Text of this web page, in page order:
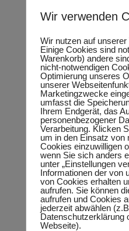
Erste Handwerksmeister aus
Interesse signalisiert. So
„Ich begrüße das Vorhaben
Erstellung und Unterstützung
mitzuwirken“.
„Es ist mein persönliches
stärken und Fachkräfte für
Keindorf über seine
„Von einer Zusammenarbeit
Die Jugendlichen werden auf
Betriebe lernen in einer
Schwächen ihres
zuversichtlich, dass auch
Netzwerk Süd mitmachen
vierzehntägigen
ebenfalls Teil des
Handwerksbetriebe können
Thomas Keindorf unter der
oder per email an info @
informieren.
Wir verwenden
Wir nutzen auf
Einige Cookies sind
Warenkorb) andere
nicht-notwendigen
Optimierung unseres
unserer
Marketingzwecke
umfasst die
Ihrem Endgerät, das
personenbezogener
Verarbeitung. Klicken
um in den Einsatz von
Cookies einzuwilligen
wenn Sie sich anders
unter „Einstellungen
Informationen der von
von Cookies erhalten
aufrufen. Sie können
aufrufen und Cookies
jederzeit abwählen
Datenschutzerklärung
Webseite).